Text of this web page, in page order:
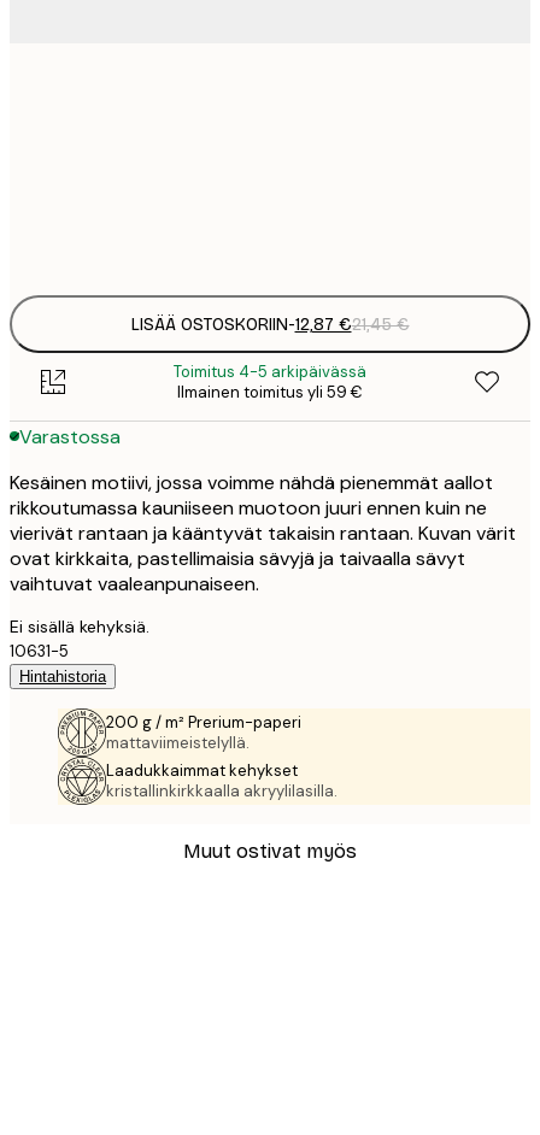
LISÄÄ OSTOSKORIIN-12,87 €21,45 €
Toimitus 4-5 arkipäivässä
Ilmainen toimitus yli 59 €
Varastossa
Kesäinen motiivi, jossa voimme nähdä pienemmät aallot
rikkoutumassa kauniiseen muotoon juuri ennen kuin ne
vierivät rantaan ja kääntyvät takaisin rantaan. Kuvan värit
ovat kirkkaita, pastellimaisia sävyjä ja taivaalla sävyt
vaihtuvat vaaleanpunaiseen.
Ei sisällä kehyksiä.
10631-5
Hintahistoria
200 g / m² Prerium-paperi
mattaviimeistelyllä.
Laadukkaimmat kehykset
kristallinkirkkaalla akryylilasilla.
Muut ostivat myös